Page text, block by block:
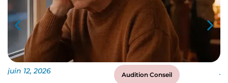
juin 12, 2026 Audition Conseil